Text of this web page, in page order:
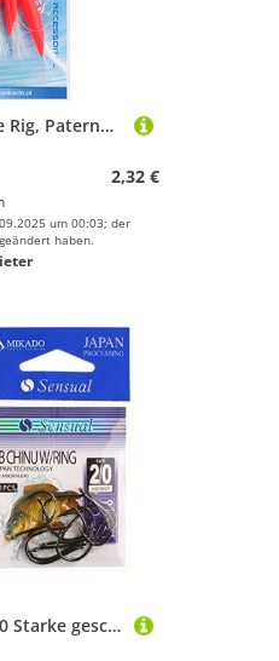
Mikado Hair Tube Rig, Paternoster Vorfach ideal für Dorsch, mit rotem Schlauch und gelben oder weißen Federn, mit Hakengrößen 1/0 und 3/0 (Vorfach 1/0 - Rot-Weiß)
2,32 €
um 00:03; der
haben.
MIKADO CHINU 10 Starke geschmiedete Öhr- Angelhaken Karpfenhaken von Größe #4 bis #2/0 erhältlich (#2/0)